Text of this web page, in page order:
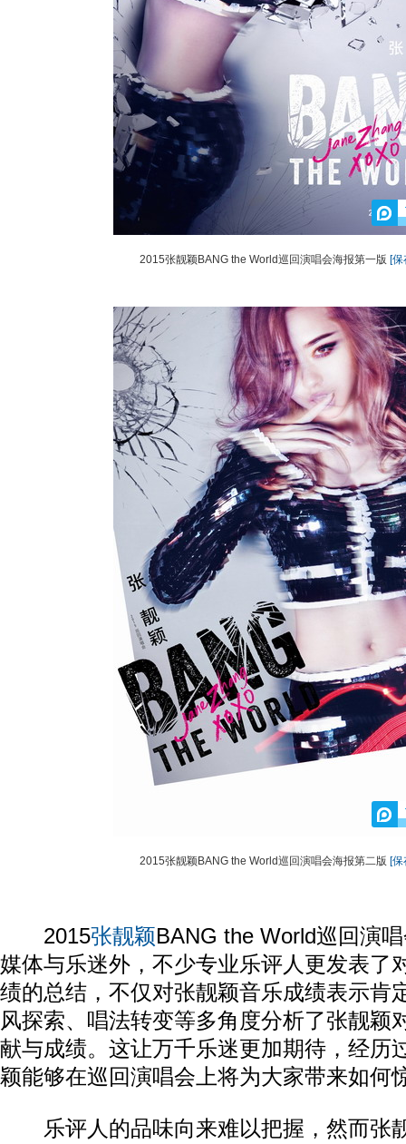
2015张靓颖BANG the World巡回演唱会海报第一版 [
2015张靓颖BANG the World巡回演唱会海报第二版 [
2015张靓颖BANG the World巡回演
媒体与乐迷外，不少专业乐评人更发表了
绩的总结，不仅对张靓颖音乐成绩表示肯
风探索、唱法转变等多角度分析了张靓颖
献与成绩。这让万千乐迷更加期待，经历
颖能够在巡回演唱会上将为大家带来如何
乐评人的品味向来难以把握，然而张